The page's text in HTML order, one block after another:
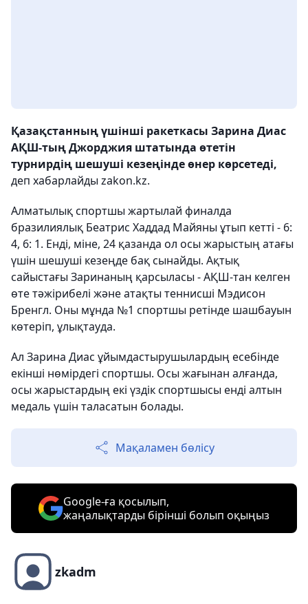
Қазақстанның үшінші ракеткасы Зарина Диас
АҚШ-тың Джорджия штатында өтетін
турнирдің шешуші кезеңінде өнер көрсетеді,
деп хабарлайды zakon.kz.
Алматылық спортшы жартылай финалда
бразилиялық Беатрис Хаддад Майяны ұтып кетті - 6:
4, 6: 1. Енді, міне, 24 қазанда ол осы жарыстың атағы
үшін шешуші кезеңде бақ сынайды. Ақтық
сайыстағы Заринаның қарсыласы - АҚШ-тан келген
өте тәжірибелі және атақты теннисші Мэдисон
Бренгл. Оны мұнда №1 спортшы ретінде шашбауын
көтеріп, ұлықтауда.
Ал Зарина Диас ұйымдастырушылардың есебінде
екінші нөмірдегі спортшы. Осы жағынан алғанда,
осы жарыстардың екі үздік спортшысы енді алтын
медаль үшін таласатын болады.
Мақаламен бөлісу
Google-ға қосылып,
жаңалықтарды бірінші болып оқыңыз
zkadm